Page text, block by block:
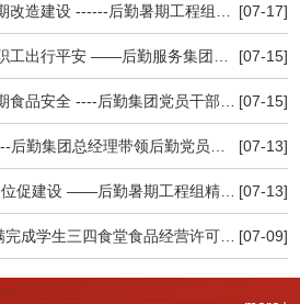
[07-17]
后勤暑期工程组召开施工安全专题会议
[07-15]
勤服务集团积极做好校车安全专项检查维护工作
[07-15]
后勤集团党员干部深入食堂一线查食品保安全
[07-13]
领后勤党员干部认真观看高校党 组织示范微党课
[07-13]
暑期工程组精细管理忠诚履职全力推进暑期建设
[07-09]
四食堂食品经营许可延续及现场核查工作